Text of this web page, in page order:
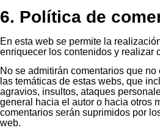
6. Política de
En esta web se permite la
enriquecer los contenidos y realizar
No se admitirán comentarios que
las temáticas de estas webs, que
agravios, insultos, ataques
general hacia el autor o hacia otros
comentarios serán suprimidos por
web.